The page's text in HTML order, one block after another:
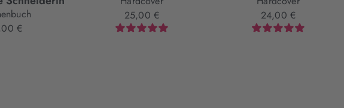
€
25,00 €
24,00 €